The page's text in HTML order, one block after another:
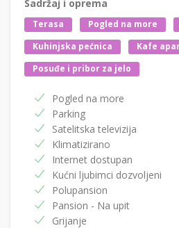
Sadržaj i oprema
Terasa Pogled na more
Kuhinjska pećnica
Kafe
Posuđe i pribor za jelo
Pogled na more
Parking
Satelitska televizija
Klimatizirano
Internet dostupan
Kućni ljubimci dozvoljeni
Polupansion
Pansion - Na upit
Grijanje